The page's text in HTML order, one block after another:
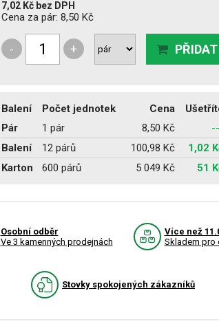
7,02 Kč bez DPH
Cena za pár:8,50 Kč
- +
Balení Počet jednotek Cena
Pár
1 pár 8,50 Kč
Balení
12 párů 100,98 Kč
1,02
Karton
600 párů 5 049 Kč 51
Osobní odběr
Ve 3 kamenných prodejnách
Více než
Skladem pro
Stovky spokojených zákazníků